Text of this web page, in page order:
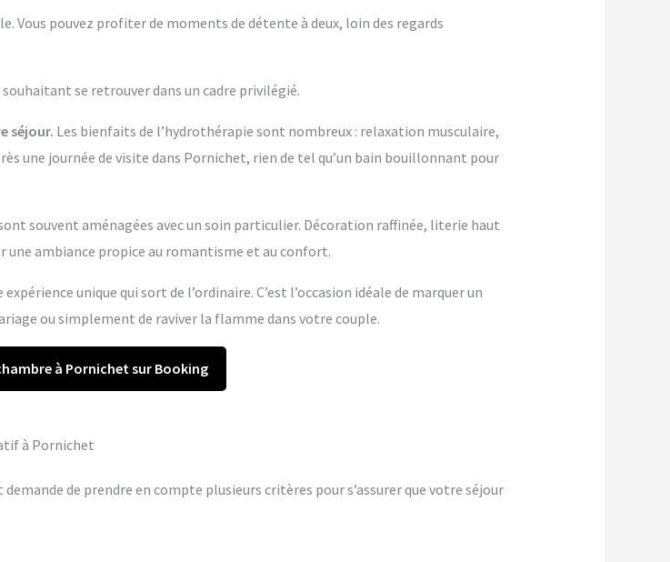
pouvez profiter de moments de détente à deux, loin des regards
se retrouver dans un cadre privilégié.
séjour. Les bienfaits de l’hydrothérapie sont nombreux : relaxation musculaire,
une journée de visite dans Pornichet, rien de tel qu’un bain bouillonnant pour
souvent aménagées avec un soin particulier. Décoration raffinée, literie haut
ambiance propice au romantisme et au confort.
unique qui sort de l’ordinaire. C’est l’occasion idéale de marquer un
ou simplement de raviver la flamme dans votre couple.
à Pornichet sur Booking
à Pornichet
de prendre en compte plusieurs critères pour s’assurer que votre séjour